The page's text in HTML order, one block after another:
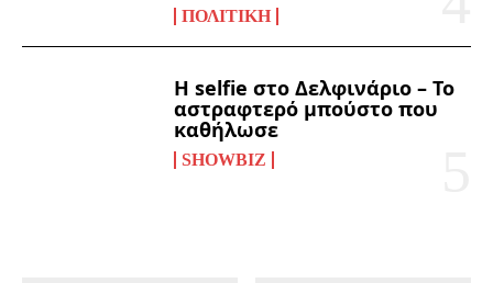
ΠΟΛΙΤΙΚΉ
Η selfie στο Δελφινάριο – Το
αστραφτερό μπούστο που
καθήλωσε
SHOWBIZ